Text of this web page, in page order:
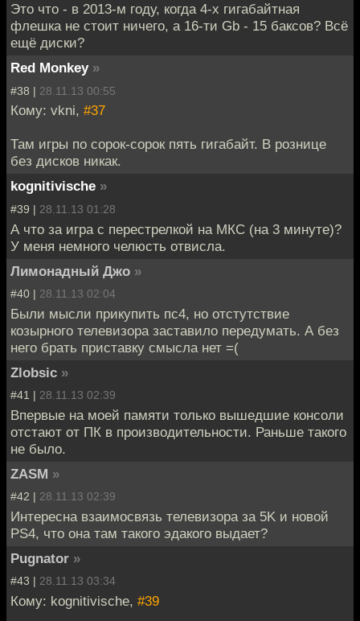
Это что - в 2013-м году, когда 4-х гигабайтная
флешка не стоит ничего, а 16-ти Gb - 15 баксов? Всё
ещё диски?
Red Monkey »
#38 | 28.11.13 00:55
Кому: vkni, #37
Там игры по сорок-сорок пять гигабайт. В рознице
без дисков никак.
kognitivische »
#39 | 28.11.13 01:28
А что за игра с перестрелкой на МКС (на 3 минуте)?
У меня немного челюсть отвисла.
Лимонадный Джо »
#40 | 28.11.13 02:04
Были мысли прикупить пс4, но отстутствие
козырного телевизора заставило передумать. А без
него брать приставку смысла нет =(
Zlobsic »
#41 | 28.11.13 02:39
Впервые на моей памяти только вышедшие консоли
отстают от ПК в производительности. Раньше такого
не было.
ZASM »
#42 | 28.11.13 02:39
Интересна взаимосвязь телевизора за 5K и новой
PS4, что она там такого эдакого выдает?
Pugnator »
#43 | 28.11.13 03:34
Кому: kognitivische, #39